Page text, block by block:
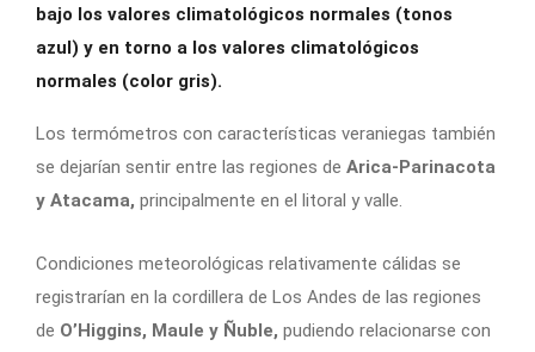
bajo los valores climatológicos normales (tonos
azul) y en torno a los valores climatológicos
normales (color gris).
Los termómetros con características veraniegas también
se dejarían sentir entre las regiones de Arica-Parinacota
y Atacama, principalmente en el litoral y valle.
Condiciones meteorológicas relativamente cálidas se
registrarían en la cordillera de Los Andes de las regiones
de O’Higgins, Maule y Ñuble, pudiendo relacionarse con